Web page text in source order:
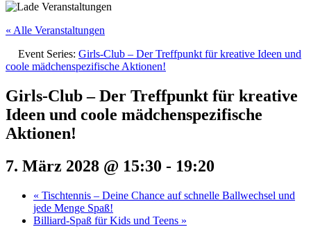
« Alle Veranstaltungen
Event Series: Girls-Club – Der Treffpunkt für kreative Ideen und
coole mädchenspezifische Aktionen!
Girls-Club – Der Treffpunkt für kreative
Ideen und coole mädchenspezifische
Aktionen!
7. März 2028 @ 15:30 - 19:20
« Tischtennis – Deine Chance auf schnelle Ballwechsel und
jede Menge Spaß!
Billiard-Spaß für Kids und Teens »